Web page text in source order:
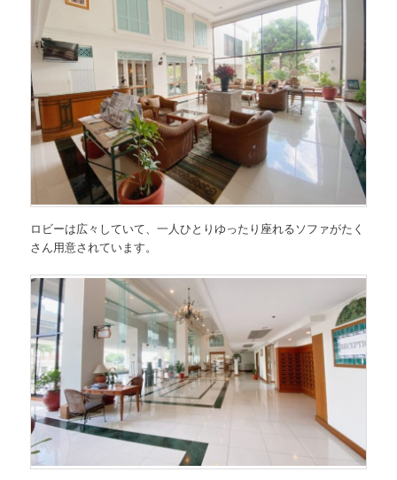
ロビーは広々していて、一人ひとりゆったり座れるソファがたく
さん用意されています。